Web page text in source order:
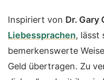
Inspiriert von Dr. Gary
Liebessprachen, lässt
bemerkenswerte
Geld übertragen. Zu